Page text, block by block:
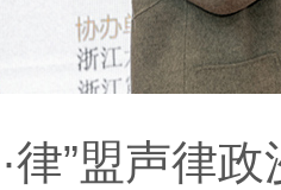
”盟声律政